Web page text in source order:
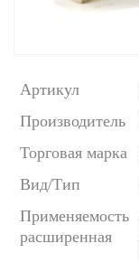
Артикул
Производитель
Торговая марка
Вид/Тип
Применяемость
расширенная